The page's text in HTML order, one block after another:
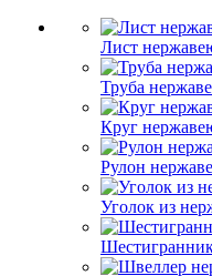
Лист
Труба
Круг
Рулон
Уголок из